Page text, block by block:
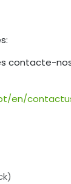
contacte-
en/